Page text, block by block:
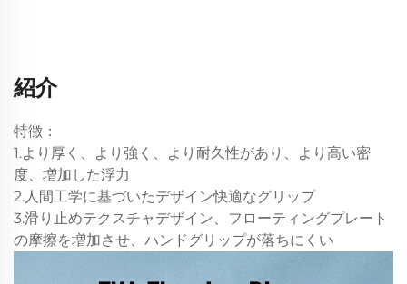
紹介
特徴：
1.より厚く、より強く、より耐久性があり、より高い密
度、増加した浮力
2.人間工学に基づいたデザイン快適なグリップ
3.滑り止めテクスチャデザイン、フローティングプレート
の摩擦を増加させ、ハンドグリップが落ちにくい